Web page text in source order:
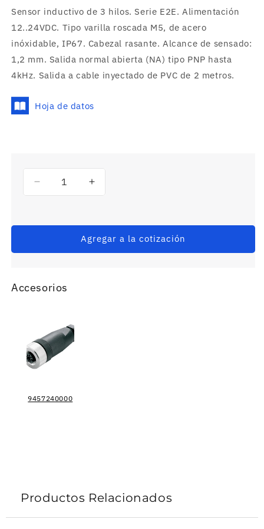
Sensor inductivo de 3 hilos. Serie E2E. Alimentación
12..24VDC. Tipo varilla roscada M5, de acero
inóxidable, IP67. Cabezal rasante. Alcance de sensado:
1,2 mm. Salida normal abierta (NA) tipo PNP hasta
4kHz. Salida a cable inyectado de PVC de 2 metros.
Hoja de datos
Reducir
cantidad
E2E-
-
Aumentar
cantidad
E2E-
S05S12-
Agregar a la cotización
Accesorios
9457240000
Productos Relacionados